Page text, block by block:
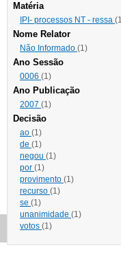
Matéria
IPI- processos NT - ressa
Nome Relator
Não Informado (1)
Ano Sessão
0006 (1)
Ano Publicação
2007 (1)
Decisão
ao (1)
de (1)
negou (1)
por (1)
provimento (1)
recurso (1)
se (1)
unanimidade (1)
votos (1)